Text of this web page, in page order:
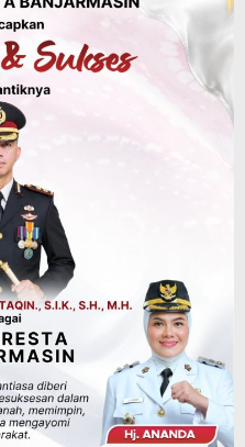
Makam Pangeran
Janji
Karhutla di